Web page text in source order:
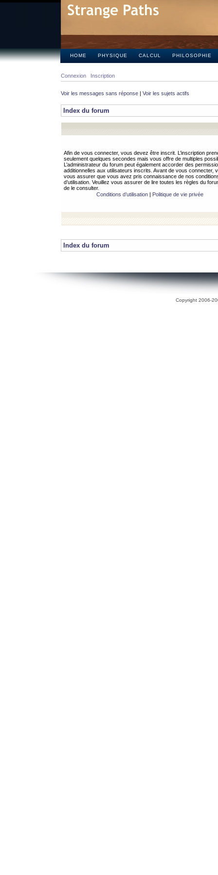
HOME PHYSIQUE CALCUL PHILOSOPHIE
Connexion Inscription
Voir les messages sans réponse | Voir les sujets actifs
Index du forum
Afin de vous connecter, vous devez être inscrit. L’inscription
seulement quelques secondes mais vous offre de multiples
L’administrateur du forum peut également accorder des
additionnelles aux utilisateurs inscrits. Avant de vous connecter,
vous assurer que vous avez pris connaissance de nos
d’utilisation. Veuillez vous assurer de lire toutes les règles du
de le consulter.
Conditions d’utilisation| Politique de vie privée
Index du forum
Copyright 2006-